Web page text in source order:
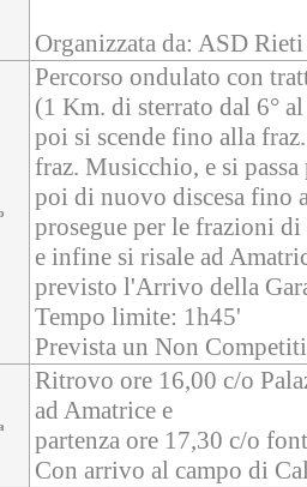
Organizzata da: ASD
Percorso ondulato con
(1 Km. di sterrato dal 6°
poi si scende fino alla
fraz. Musicchio, e si
poi di nuovo discesa fino
prosegue per le frazioni
e infine si risale ad
previsto l'Arrivo della
Tempo limite: 1h45'
Prevista un Non
Ritrovo ore 16,00 c/o
ad Amatrice e
partenza ore 17,30 c/o
Con arrivo al campo di